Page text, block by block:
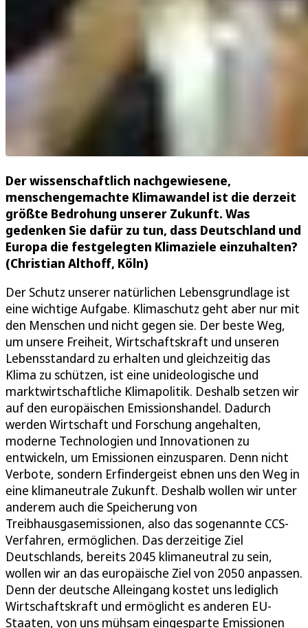
Der wissenschaftlich nachgewiesene,
menschengemachte Klimawandel ist die derzeit
größte Bedrohung unserer Zukunft. Was
gedenken Sie dafür zu tun, dass Deutschland und
Europa die festgelegten Klimaziele einzuhalten?
(Christian Althoff, Köln)
Der Schutz unserer natürlichen Lebensgrundlage ist
eine wichtige Aufgabe. Klimaschutz geht aber nur mit
den Menschen und nicht gegen sie. Der beste Weg,
um unsere Freiheit, Wirtschaftskraft und unseren
Lebensstandard zu erhalten und gleichzeitig das
Klima zu schützen, ist eine unideologische und
marktwirtschaftliche Klimapolitik. Deshalb setzen wir
auf den europäischen Emissionshandel. Dadurch
werden Wirtschaft und Forschung angehalten,
moderne Technologien und Innovationen zu
entwickeln, um Emissionen einzusparen. Denn nicht
Verbote, sondern Erfindergeist ebnen uns den Weg in
eine klimaneutrale Zukunft. Deshalb wollen wir unter
anderem auch die Speicherung von
Treibhausgasemissionen, also das sogenannte CCS-
Verfahren, ermöglichen. Das derzeitige Ziel
Deutschlands, bereits 2045 klimaneutral zu sein,
wollen wir an das europäische Ziel von 2050 anpassen.
Denn der deutsche Alleingang kostet uns lediglich
Wirtschaftskraft und ermöglicht es anderen EU-
Staaten, von uns mühsam eingesparte Emissionen